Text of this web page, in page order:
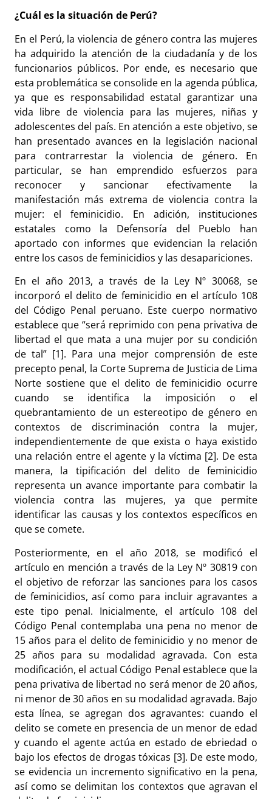
¿Cuál es la situación de Perú?
En el Perú, la violencia de género contra las mujeres
ha adquirido la atención de la ciudadanía y de los
funcionarios públicos. Por ende, es necesario que
esta problemática se consolide en la agenda pública,
ya que es responsabilidad estatal garantizar una
vida libre de violencia para las mujeres, niñas y
adolescentes del país. En atención a este objetivo, se
han presentado avances en la legislación nacional
para contrarrestar la violencia de género. En
particular, se han emprendido esfuerzos para
reconocer y sancionar efectivamente la
manifestación más extrema de violencia contra la
mujer: el feminicidio. En adición, instituciones
estatales como la Defensoría del Pueblo han
aportado con informes que evidencian la relación
entre los casos de feminicidios y las desapariciones.
En el año 2013, a través de la Ley Nº 30068, se
incorporó el delito de feminicidio en el artículo 108
del Código Penal peruano. Este cuerpo normativo
establece que “será reprimido con pena privativa de
libertad el que mata a una mujer por su condición
de tal” [1]. Para una mejor comprensión de este
precepto penal, la Corte Suprema de Justicia de Lima
Norte sostiene que el delito de feminicidio ocurre
cuando se identifica la imposición o el
quebrantamiento de un estereotipo de género en
contextos de discriminación contra la mujer,
independientemente de que exista o haya existido
una relación entre el agente y la víctima [2]. De esta
manera, la tipificación del delito de feminicidio
representa un avance importante para combatir la
violencia contra las mujeres, ya que permite
identificar las causas y los contextos específicos en
que se comete.
Posteriormente, en el año 2018, se modificó el
artículo en mención a través de la Ley Nº 30819 con
el objetivo de reforzar las sanciones para los casos
de feminicidios, así como para incluir agravantes a
este tipo penal. Inicialmente, el artículo 108 del
Código Penal contemplaba una pena no menor de
15 años para el delito de feminicidio y no menor de
25 años para su modalidad agravada. Con esta
modificación, el actual Código Penal establece que la
pena privativa de libertad no será menor de 20 años,
ni menor de 30 años en su modalidad agravada. Bajo
esta línea, se agregan dos agravantes: cuando el
delito se comete en presencia de un menor de edad
y cuando el agente actúa en estado de ebriedad o
bajo los efectos de drogas tóxicas [3]. De este modo,
se evidencia un incremento significativo en la pena,
así como se delimitan los contextos que agravan el